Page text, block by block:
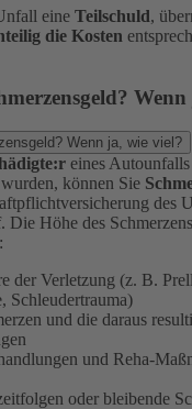
eine Teilschuld,
die Kosten
Wenn ja, wie viel?
eines
können Sie
des
Die Höhe des
der Verletzung (z. B.
Schleudertrauma)
und die daraus
und Reha-
oder bleibende